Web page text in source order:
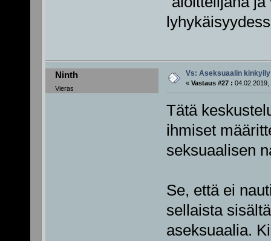
Ninth
Vieras
Vs: Aseksuaalin kinkyily
« Vastaus #27 : 04.02.2019,
Tätä
ihmiset
seksuaalisen
Se, että ei
sellaista
aseksuaalia.